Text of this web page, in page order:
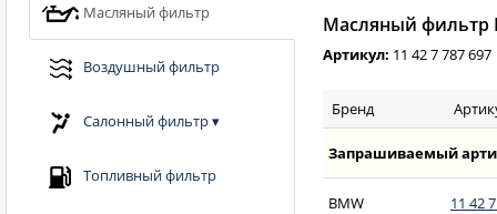
Масляный фильтр
Воздушный фильтр
Салонный фильтр▾
Топливный фильтр
Масляный фильтр
Артикул: 11 42 7 787 697
Бренд
Запрашиваемый
BMW 11 42